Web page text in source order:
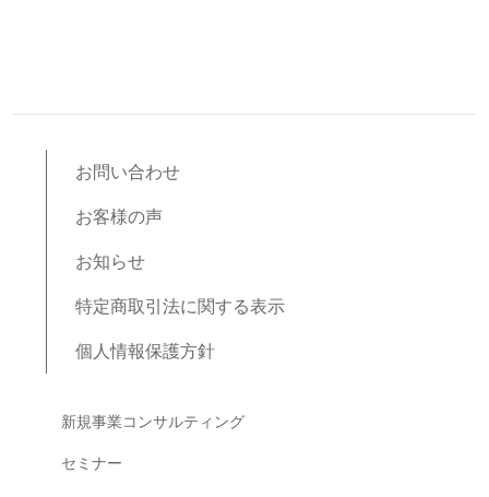
お問い合わせ
お客様の声
お知らせ
特定商取引法に関する表示
個人情報保護方針
新規事業コンサルティング
セミナー